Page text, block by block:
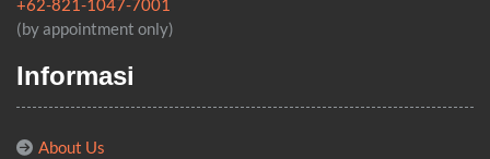
+62-821-1047-7001
(by appointment only)
Informasi
About Us